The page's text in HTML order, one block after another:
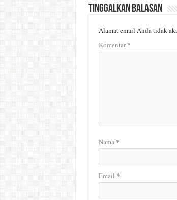
Tinggalkan Balasan
Alamat email Anda tidak
Komentar*
Nama *
Email *